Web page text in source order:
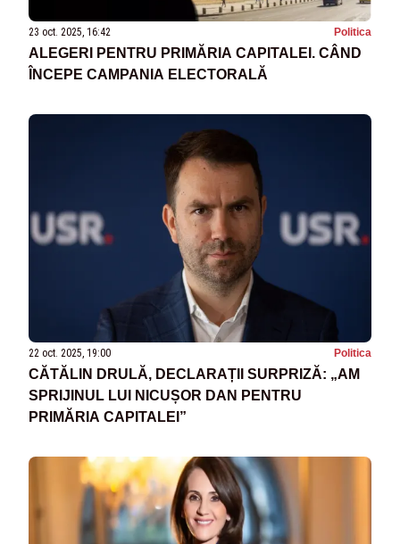
23 oct. 2025, 16:42 Politica
ALEGERI PENTRU PRIMĂRIA CAPITALEI. CÂND
ÎNCEPE CAMPANIA ELECTORALĂ
22 oct. 2025, 19:00 Politica
CĂTĂLIN DRULĂ, DECLARAȚII SURPRIZĂ: „AM
SPRIJINUL LUI NICUȘOR DAN PENTRU
PRIMĂRIA CAPITALEI”